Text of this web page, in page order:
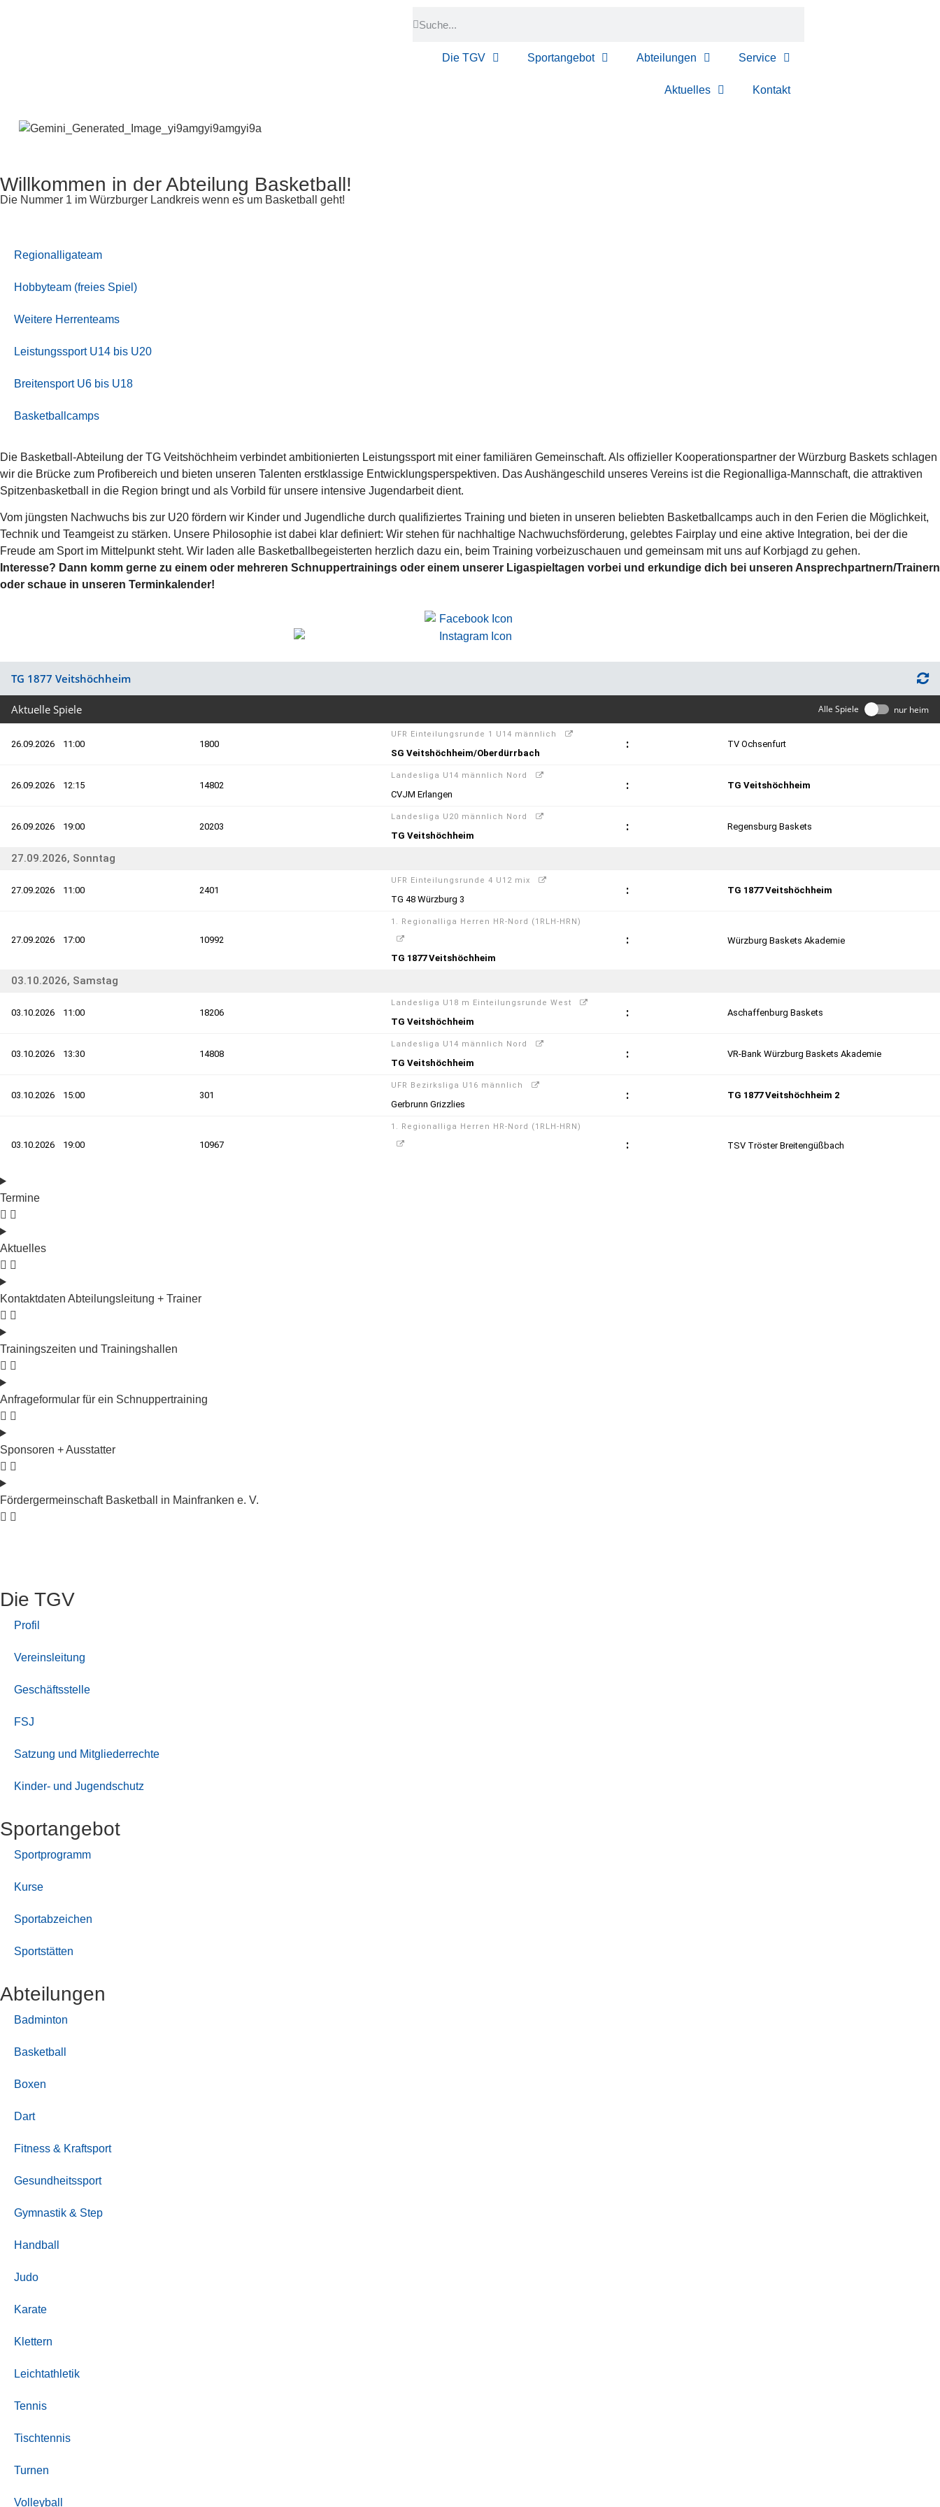
Die TGV Sportangebot Abteilungen Service
Aktuelles Kontakt
Willkommen in der Abteilung Basketball!
Die Nummer 1 im Würzburger Landkreis wenn es um Basketball geht!
Regionalligateam
Hobbyteam (freies Spiel)
Weitere Herrenteams
Leistungssport U14 bis U20
Breitensport U6 bis U18
Basketballcamps
Die Basketball-Abteilung der TG Veitshöchheim verbindet ambitionierten Leistungssport mit einer familiären Gemeinschaft. Als offizieller Kooperationspartner der Würzburg Baskets schlagen
wir die Brücke zum Profibereich und bieten unseren Talenten erstklassige Entwicklungsperspektiven. Das Aushängeschild unseres Vereins ist die Regionalliga-Mannschaft, die attraktiven
Spitzenbasketball in die Region bringt und als Vorbild für unsere intensive Jugendarbeit dient.
Vom jüngsten Nachwuchs bis zur U20 fördern wir Kinder und Jugendliche durch qualifiziertes Training und bieten in unseren beliebten Basketballcamps auch in den Ferien die Möglichkeit,
Technik und Teamgeist zu stärken. Unsere Philosophie ist dabei klar definiert: Wir stehen für nachhaltige Nachwuchsförderung, gelebtes Fairplay und eine aktive Integration, bei der die
Freude am Sport im Mittelpunkt steht. Wir laden alle Basketballbegeisterten herzlich dazu ein, beim Training vorbeizuschauen und gemeinsam mit uns auf Korbjagd zu gehen.
Interesse? Dann komm gerne zu einem oder mehreren Schnuppertrainings oder einem unserer Ligaspieltagen vorbei und erkundige dich bei unseren Ansprechpartnern/Trainern
oder schaue in unseren Terminkalender!
Termine
Aktuelles
Kontaktdaten Abteilungsleitung + Trainer
Trainingszeiten und Trainingshallen
Anfrageformular für ein Schnuppertraining
Sponsoren + Ausstatter
Fördergermeinschaft Basketball in Mainfranken e. V.
Die TGV
Profil
Vereinsleitung
Geschäftsstelle
FSJ
Satzung und Mitgliederrechte
Kinder- und Jugendschutz
Sport­angebot
Sportprogramm
Kurse
Sportabzeichen
Sportstätten
Abteilungen
Badminton
Basketball
Boxen
Dart
Fitness & Kraftsport
Gesundheitssport
Gymnastik & Step
Handball
Judo
Karate
Klettern
Leichtathletik
Tennis
Tischtennis
Turnen
Volleyball